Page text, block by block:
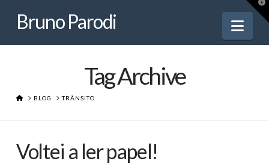
Bruno
Parodi
Bruno Parodi
Tag Archive
HOME
BLOG TRÂNSITO
Voltei a ler papel!